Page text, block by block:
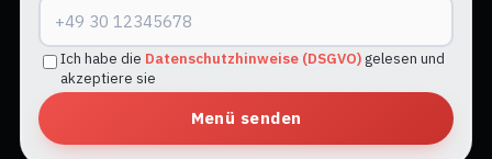
Ich habe die Datenschutzhinweise (DSGVO)gelesen und
akzeptiere sie
Menü senden